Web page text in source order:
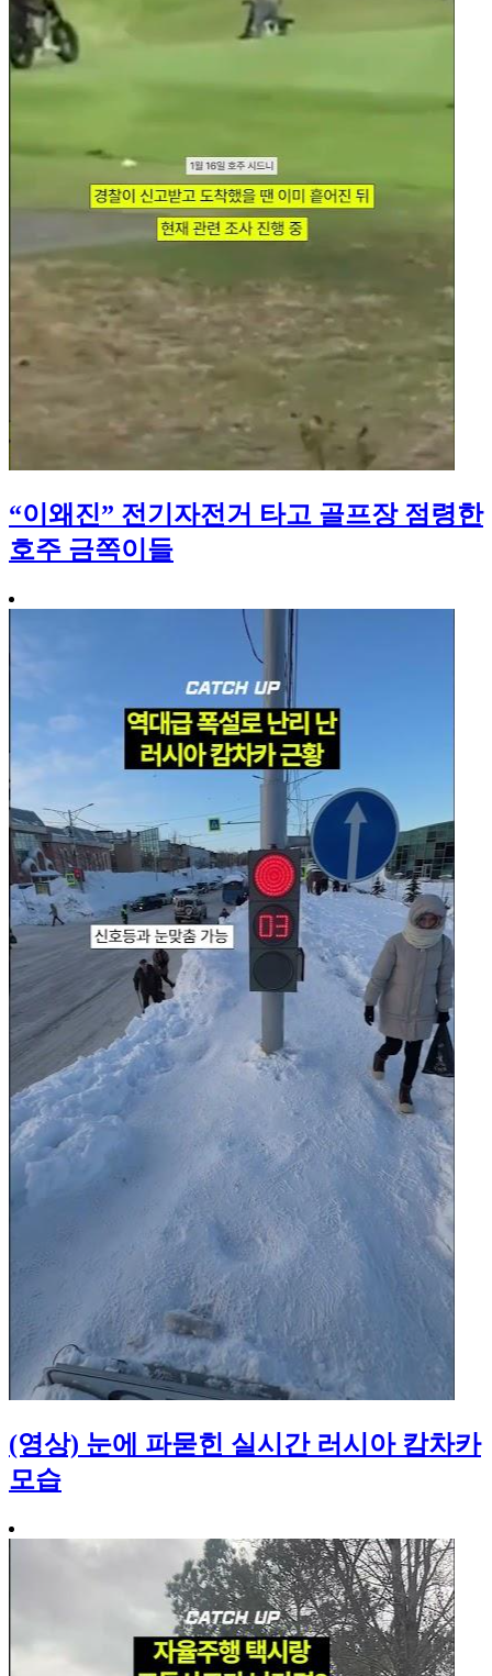
“이왜진” 전기자전거 타고 골프장 점령한
호주 금쪽이들
(영상) 눈에 파묻힌 실시간 러시아 캄차카
모습